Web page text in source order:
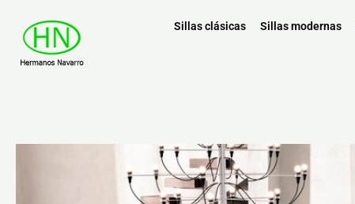
Sillas clásicas Sillas modernas